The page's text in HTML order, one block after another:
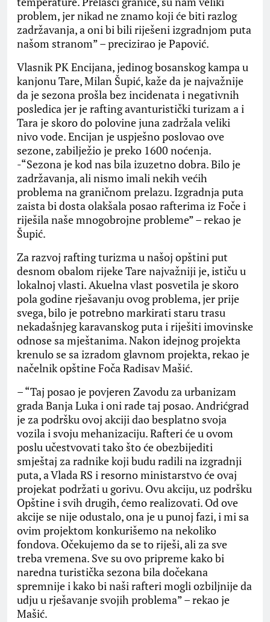
problem, jer nikad ne znamo koji će biti razlog
zadržavanja, a oni bi bili riješeni izgradnjom puta
našom stranom” – precizirao je Papović.
Vlasnik PK Encijana, jedinog bosanskog kampa u
kanjonu Tare, Milan Šupić, kaže da je najvažnije
da je sezona prošla bez incidenata i negativnih
posledica jer je rafting avanturistički turizam a i
Tara je skoro do polovine juna zadržala veliki
nivo vode. Encijan je uspješno poslovao ove
sezone, zabilježio je preko 1600 noćenja.
-“Sezona je kod nas bila izuzetno dobra. Bilo je
zadržavanja, ali nismo imali nekih većih
problema na graničnom prelazu. Izgradnja puta
zaista bi dosta olakšala posao rafterima iz Foče i
riješila naše mnogobrojne probleme” – rekao je
Šupić.
Za razvoj rafting turizma u našoj opštini put
desnom obalom rijeke Tare najvažniji je, ističu u
lokalnoj vlasti. Akuelna vlast posvetila je skoro
pola godine rješavanju ovog problema, jer prije
svega, bilo je potrebno markirati staru trasu
nekadašnjeg karavanskog puta i riješiti imovinske
odnose sa mještanima. Nakon idejnog projekta
krenulo se sa izradom glavnom projekta, rekao je
načelnik opštine Foča Radisav Mašić.
– “Taj posao je povjeren Zavodu za urbanizam
grada Banja Luka i oni rade taj posao. Andrićgrad
je za podršku ovoj akciji dao besplatno svoja
vozila i svoju mehanizaciju. Rafteri će u ovom
poslu učestvovati tako što će obezbijediti
smještaj za radnike koji budu radili na izgradnji
puta, a Vlada RS i resorno ministarstvo će ovaj
projekat podržati u gorivu. Ovu akciju, uz podršku
Opštine i svih drugih, ćemo realizovati. Od ove
akcije se nije odustalo, ona je u punoj fazi, i mi sa
ovim projektom konkurišemo na nekoliko
fondova. Očekujemo da se to riješi, ali za sve
treba vremena. Sve su ovo pripreme kako bi
naredna turistička sezona bila dočekana
spremnije i kako bi naši rafteri mogli ozbiljnije da
udju u rješavanje svojih problema” – rekao je
Mašić.